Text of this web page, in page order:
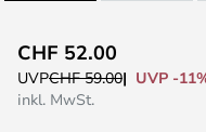
Anfang
der
CHF 52.00
UVPCHF 59.00
UVP -
inkl. MwSt.